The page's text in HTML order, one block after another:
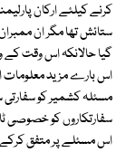
کرنے کیلئے ارکان
ستائش تھا مگر ان
گیا حالانکہ اس وقت کے
اس بارے مزید معلومات
مسئلہ کشمیر کو سفارتی
سفارتکاروں کو خصوصی
اس مسئلے پر متفق کرکے